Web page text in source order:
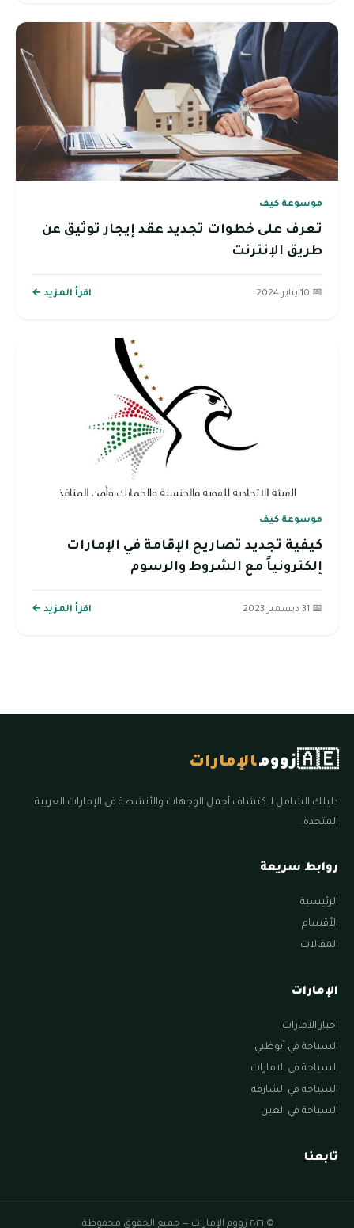
موسوعة كيف
تعرف على خطوات تجديد عقد إيجار توثيق عن
طريق الإنترنت
📅 10 يناير 2024 اقرأ المزيد ←
موسوعة كيف
كيفية تجديد تصاريح الإقامة في الإمارات
إلكترونياً مع الشروط والرسوم
📅 31 ديسمبر 2023 اقرأ المزيد ←
🇦🇪زوومالإمارات
دليلك الشامل لاكتشاف أجمل الوجهات والأنشطة في الإمارات العربية
المتحدة.
روابط سريعة
الرئيسية
الأقسام
المقالات
الإمارات
اخبار الامارات
السياحة في أبوظبي
السياحة في الامارات
السياحة في الشارقة
السياحة في العين
تابعنا
© ٢٠٢٦ زووم الإمارات — جميع الحقوق محفوظة.